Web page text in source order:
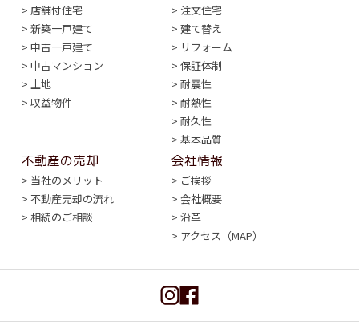
店舗付住宅
新築一戸建て
中古一戸建て
中古マンション
土地
収益物件
注文住宅
建て替え
リフォーム
保証体制
耐震性
耐熱性
耐久性
基本品質
不動産の売却
当社のメリット
不動産売却の流れ
相続のご相談
会社情報
ご挨拶
会社概要
沿革
アクセス（MAP）